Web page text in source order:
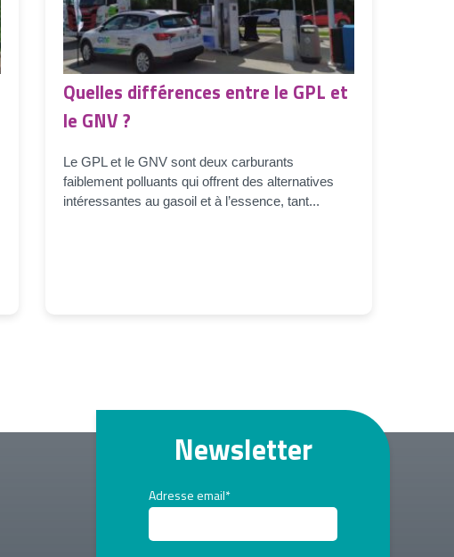
Quelles différences entre le GPL et
le GNV ?
Le GPL et le GNV sont deux carburants
faiblement polluants qui offrent des alternatives
intéressantes au gasoil et à l’essence, tant...
Newsletter
Adresse email*